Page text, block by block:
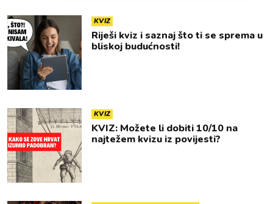
KVIZ
Riješi kviz i saznaj što ti se sprema u
bliskoj budućnosti!
KVIZ
KVIZ: Možete li dobiti 10/10 na
najtežem kvizu iz povijesti?